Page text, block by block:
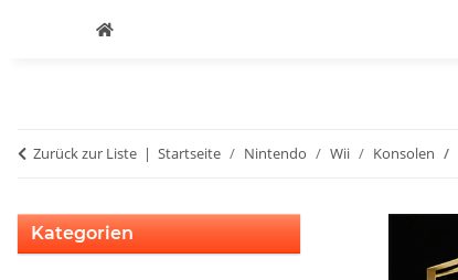
Zurück zur Liste Startseite Nintendo Wii Konsolen
Kategorien